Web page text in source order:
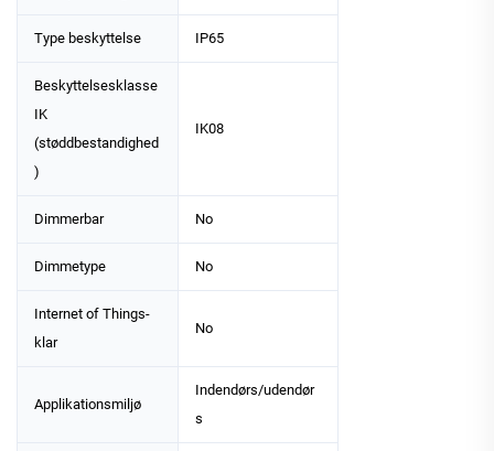
Type beskyttelse IP65
Beskyttelsesklasse
IK
(støddbestandighed
)
IK08
Dimmerbar No
Dimmetype No
Internet of Things-
klar
No
Applikationsmiljø
Indendørs/udendør
s